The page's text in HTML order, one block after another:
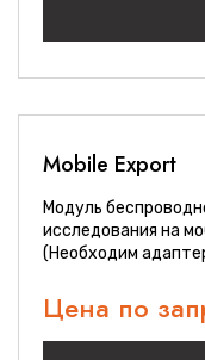
Mobile Export
Модуль
исследования на
(Необходим
Цена по